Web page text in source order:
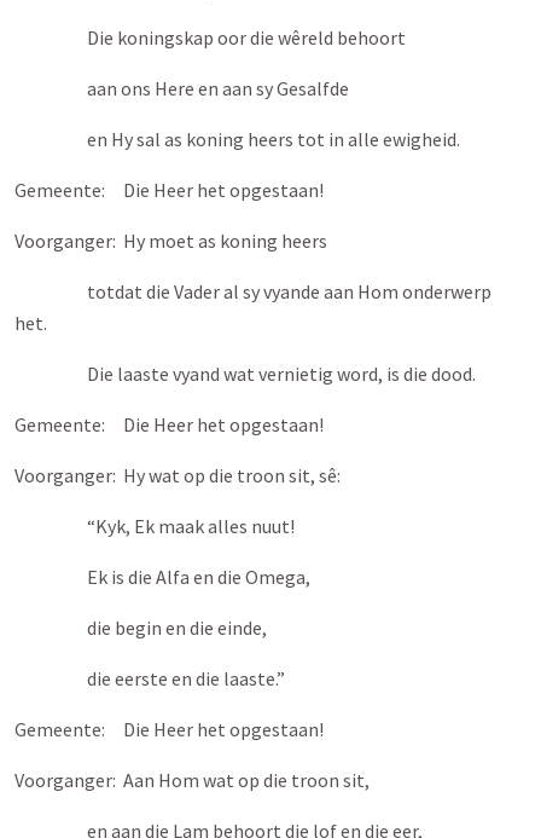
Die koningskap oor die wêreld behoort
aan ons Here en aan sy Gesalfde
en Hy sal as koning heers tot in alle ewigheid.
Gemeente: Die Heer het opgestaan!
Voorganger: Hy moet as koning heers
totdat die Vader al sy vyande aan Hom onderwerp
het.
Die laaste vyand wat vernietig word, is die dood.
Gemeente: Die Heer het opgestaan!
Voorganger: Hy wat op die troon sit, sê:
“Kyk, Ek maak alles nuut!
Ek is die Alfa en die Omega,
die begin en die einde,
die eerste en die laaste.”
Gemeente: Die Heer het opgestaan!
Voorganger: Aan Hom wat op die troon sit,
en aan die Lam behoort die lof en die eer,